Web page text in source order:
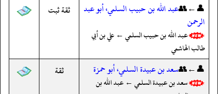
👤←👥عبد الله بن حبيب السلمي، أبو عبد
الرحمن
عبد الله بن حبيب السلمي ← علي بن أبي
طالب الهاشمي
ثقة ثبت
👤←👥سعد بن عبيدة السلمي، أبو حمزة
سعد بن عبيدة السلمي ← عبد الله بن
ثقة